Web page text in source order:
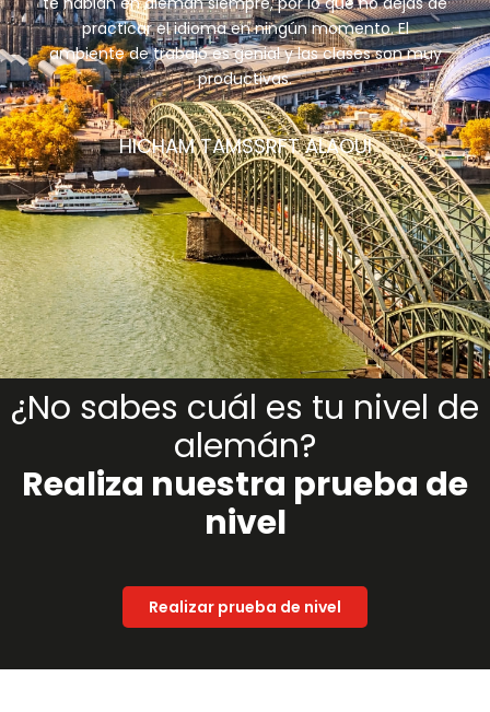
practicar el idioma en ningún momento. El
ambiente de trabajo es genial y las clases son muy
productivas.
HICHAM TAMSSRFT ALAOUI
¿No sabes cuál es tu nivel de
alemán?
Realiza nuestra prueba de
nivel
Realizar prueba de nivel